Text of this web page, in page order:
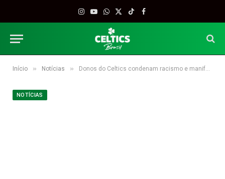
Instagram
YouTube
WhatsApp
X
TikTokFacebook
Início » Notícias » Donos do Celtics condenam racismo e manifestam apoio a Silver
NOTÍCIAS